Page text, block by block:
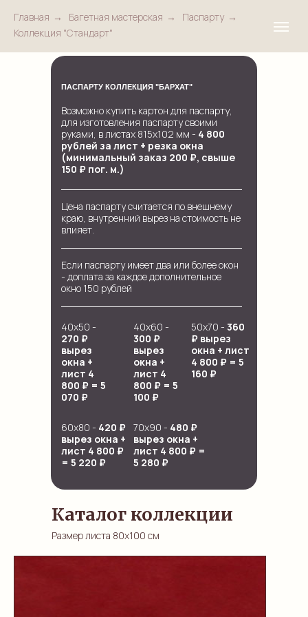
Главная → Багетная мастерская → Паспарту →
Коллекция "Стандарт"
Возможно купить картон для паспарту,
для изготовления паспарту своими
руками, в листах 815х102 мм - 4 800
рублей за лист + резка окна
(минимальный заказ 200 ₽, свыше
150 ₽ пог. м.)
Цена паспарту считается по внешнему
краю, внутренний вырез на стоимость не
влияет.
Если паспарту имеет два или более окон
- доплата за каждое дополнительное
окно 150 рублей
60х80 - 420 ₽
вырез окна +
лист 4 800 ₽
= 5 220 ₽
50х70 - 360
₽ вырез
окна + лист
4 800 ₽ = 5
160 ₽
40х60 -
300 ₽
вырез
окна +
лист 4
800 ₽ = 5
100 ₽
40х50 -
270 ₽
вырез
окна +
лист 4
800 ₽ = 5
070 ₽
70х90 - 480 ₽
вырез окна +
лист 4 800 ₽ =
5 280 ₽
ПАСПАРТУ КОЛЛЕКЦИЯ "БАРХАТ"
Каталог коллекции
Размер листа 80х100 см